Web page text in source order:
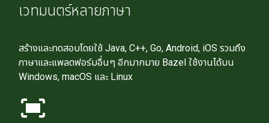
เวทมนตร์หลายภาษา
สร้างและทดสอบโดยใช้ Java, C++, Go, Android, iOS รวมถึง
ภาษาและแพลตฟอร์มอื่นๆ อีกมากมาย Bazel ใช้งานได้บน
Windows, macOS และ Linux
fit_screen